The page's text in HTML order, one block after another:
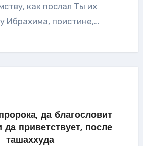
как послал Ты их
Ибрахима, поистине,…
да благословит
да приветствует, после
ташаххуда